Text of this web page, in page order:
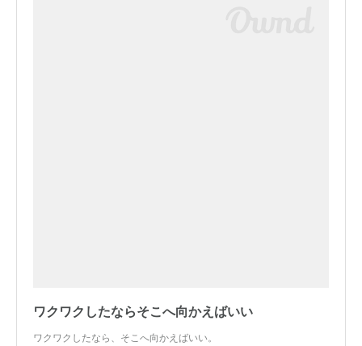
ワクワクしたならそこへ向かえばいい
ワクワクしたなら、そこへ向かえばいい。